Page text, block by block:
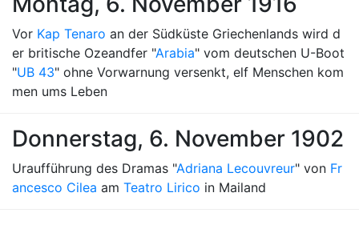
Vor Kap Tenaro an der Südküste Griechenlands wird d
er britische Ozeandfer "Arabia" vom deutschen U-Boot
"UB 43" ohne Vorwarnung versenkt, elf Menschen kom
men ums Leben
Donnerstag, 6. November 1902
Uraufführung des Dramas "Adriana Lecouvreur" von Fr
ancesco Cilea am Teatro Lirico in Mailand